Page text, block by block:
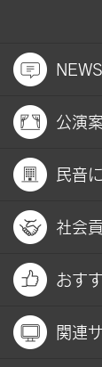
NEWS
公演
民音
社会
おす
関連